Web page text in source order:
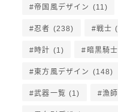
帝国風デザイン (11)
忍者 (238) 戦士
時計 (1) 暗黒騎士
東方風デザイン (148)
武器一覧 (1) 漁師